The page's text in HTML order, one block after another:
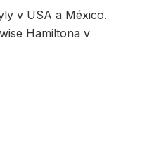
v USA a México.
Hamiltona v